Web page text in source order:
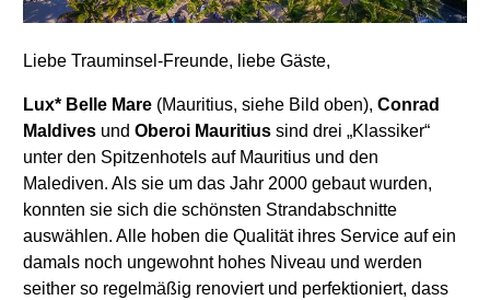
Liebe Trauminsel-Freunde, liebe Gäste,
Lux* Belle Mare (Mauritius, siehe Bild oben), Conrad
Maldives und Oberoi Mauritius sind drei „Klassiker“
unter den Spitzenhotels auf Mauritius und den
Malediven. Als sie um das Jahr 2000 gebaut wurden,
konnten sie sich die schönsten Strandabschnitte
auswählen. Alle hoben die Qualität ihres Service auf ein
damals noch ungewohnt hohes Niveau und werden
seither so regelmäßig renoviert und perfektioniert, dass